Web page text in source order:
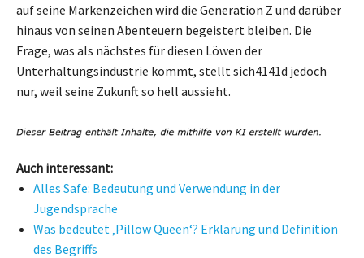
auf seine Markenzeichen wird die Generation Z und darüber
hinaus von seinen Abenteuern begeistert bleiben. Die
Frage, was als nächstes für diesen Löwen der
Unterhaltungsindustrie kommt, stellt sich4141d jedoch
nur, weil seine Zukunft so hell aussieht.
Auch interessant:
Alles Safe: Bedeutung und Verwendung in der
Jugendsprache
Was bedeutet ‚Pillow Queen‘? Erklärung und Definition
des Begriffs